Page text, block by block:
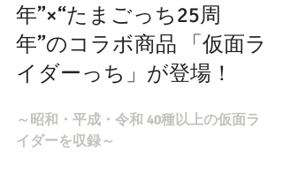
年”×“たまごっち25周
年”のコラボ商品 「仮面ラ
イダーっち」が登場！
～昭和・平成・令和 40種以上の仮面ラ
イダーを収録～